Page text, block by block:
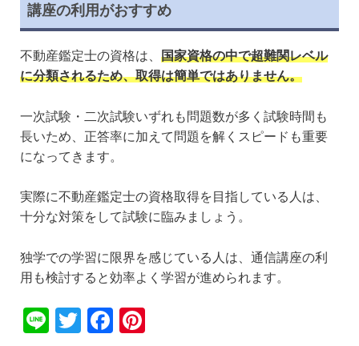
講座の利用がおすすめ
不動産鑑定士の資格は、 国家資格の中で超難関レベル
に分類されるため、取得は簡単ではありません。
一次試験・二次試験いずれも問題数が多く試験時間も
長いため、正答率に加えて問題を解くスピードも重要
になってきます。
実際に不動産鑑定士の資格取得を目指している人は、
十分な対策をして試験に臨みましょう。
独学での学習に限界を感じている人は、通信講座の利
用も検討すると効率よく学習が進められます。
Li
T
F